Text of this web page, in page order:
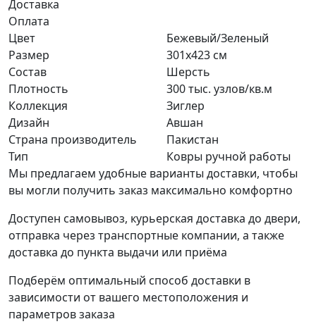
Доставка
Оплата
Цвет
Бежевый/Зеленый
Размер
301x423 см
Состав
Шерсть
Плотность
300 тыс. узлов/кв.м
Коллекция
Зиглер
Дизайн
Авшан
Страна производитель
Пакистан
Тип
Ковры ручной работы
Мы предлагаем удобные варианты доставки, чтобы
вы могли получить заказ максимально комфортно
Доступен самовывоз, курьерская доставка до двери,
отправка через транспортные компании, а также
доставка до пункта выдачи или приёма
Подберём оптимальный способ доставки в
зависимости от вашего местоположения и
параметров заказа